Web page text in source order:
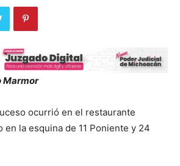
Marmor
ocurrió en el restaurante
en la esquina de 11 Poniente y 24